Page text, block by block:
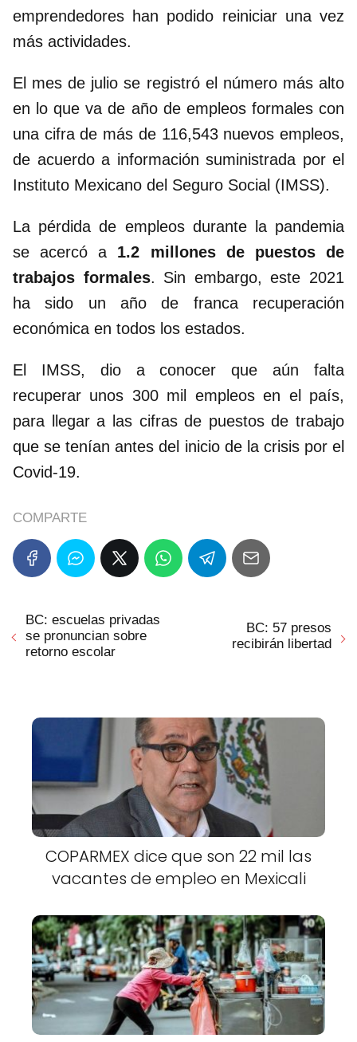
emprendedores han podido reiniciar una vez
más actividades.
El mes de julio se registró el número más alto
en lo que va de año de empleos formales con
una cifra de más de 116,543 nuevos empleos,
de acuerdo a información suministrada por el
Instituto Mexicano del Seguro Social (IMSS).
La pérdida de empleos durante la pandemia
se acercó a 1.2 millones de puestos de
trabajos formales. Sin embargo, este 2021
ha sido un año de franca recuperación
económica en todos los estados.
El IMSS, dio a conocer que aún falta
recuperar unos 300 mil empleos en el país,
para llegar a las cifras de puestos de trabajo
que se tenían antes del inicio de la crisis por el
Covid-19.
COMPARTE
BC: escuelas privadas
se pronuncian sobre
retorno escolar
BC: 57 presos
recibirán libertad
COPARMEX dice que son 22 mil las
vacantes de empleo en Mexicali